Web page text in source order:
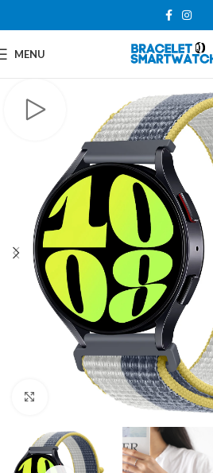
MENU
Cliquer pour agrandir